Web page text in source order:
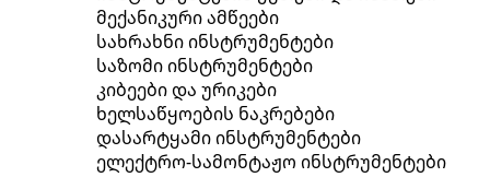
მექანიკური ამწეები
სახრახნი ინსტრუმენტები
საზომი ინსტრუმენტები
კიბეები და ურიკები
ხელსაწყოების ნაკრებები
დასარტყამი ინსტრუმენტები
ელექტრო-სამონტაჟო ინსტრუმენტები